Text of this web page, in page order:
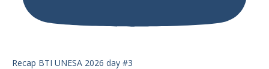
Recap BTI UNESA 2026 day #3